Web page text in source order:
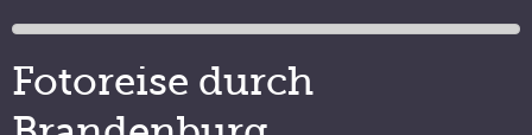
Fotoreise durch